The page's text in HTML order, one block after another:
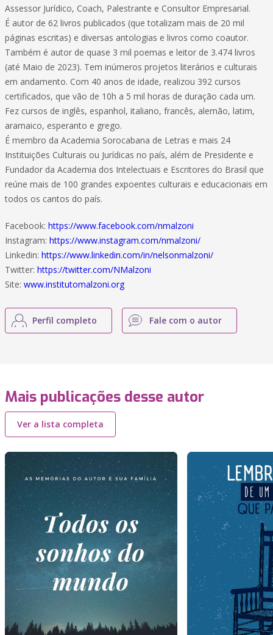
Assessor Jurídico, Coach, Palestrante e Consultor Empresarial.
É autor de 62 livros publicados (que totalizam mais de 20 mil
páginas escritas) e diversas antologias e livros como coautor.
Também é autor de quase 3 mil poemas e leitor de 3.474 livros
(até Maio de 2023). Tem inúmeros projetos literários e culturais
em andamento. Com 40 anos de idade, realizou 392 cursos
certificados, que vão de 10h a 5 mil horas de duração cada um.
Fez cursos de inglês, espanhol, italiano, francês, alemão, latim,
aramaico, esperanto e grego.
É membro da Academia Sorocabana de Letras e mais 24
Instituições Culturais ou Jurídicas no país, além de Presidente e
Fundador da Academia dos Intelectuais e Escritores do Brasil que
reúne mais de 100 grandes expoentes culturais e educacionais em
todos os cantos do país.
Facebook: https://www.facebook.com/nmalzoni
Instagram: https://www.instagram.com/nmalzoni/
Linkedin: https://www.linkedin.com/in/nelsonmalzoni/
Twitter: https://twitter.com/NMalzoni
Site: www.institutomalzoni.org
Perfil completo Fale com o autor
Mais publicações desse autor
Ver a lista completa